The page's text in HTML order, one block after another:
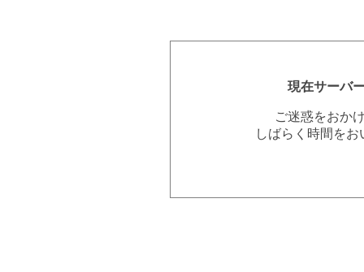
現在サーバ
ご迷惑をおか
しばらく時間を